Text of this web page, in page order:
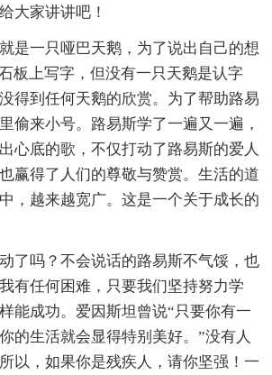
大家讲讲吧！
是一只哑巴天鹅，为了说出自己的想
板上写字，但没有一只天鹅是认字
得到任何天鹅的欣赏。为了帮助路易
偷来小号。路易斯学了一遍又一遍，
心底的歌，不仅打动了路易斯的爱人
得了人们的尊敬与赞赏。生活的道
，越来越宽广。这是一个关于成长的
了吗？不会说话的路易斯不气馁，也
有任何困难，只要我们坚持努力学
能成功。爱因斯坦曾说“只要你有一
的生活就会显得特别美好。”没有人
以，如果你是残疾人，请你坚强！一